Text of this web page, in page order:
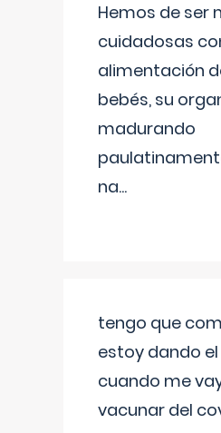
Hemos de ser
cuidadosas
alimentación
bebés, su
madurando
na...
tengo que
estoy dando
cuando me
vacunar del